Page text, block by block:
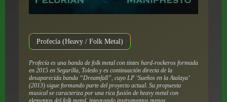
Profecía (Heavy / Folk Metal)
Profecía es una banda de folk metal con tintes hard-rockeros formada
en 2015 en Segurilla, Toledo y es continuación directa de la
desaparecida banda “Dreamfall”, cuyo LP ‘Sueños en la Atalaya’
(2013) sigue formando parte del proyecto actual. Su propuesta
musical se caracteriza por una rica fusión de heavy metal con
elementos del folk metal, integrando instrumentos menos